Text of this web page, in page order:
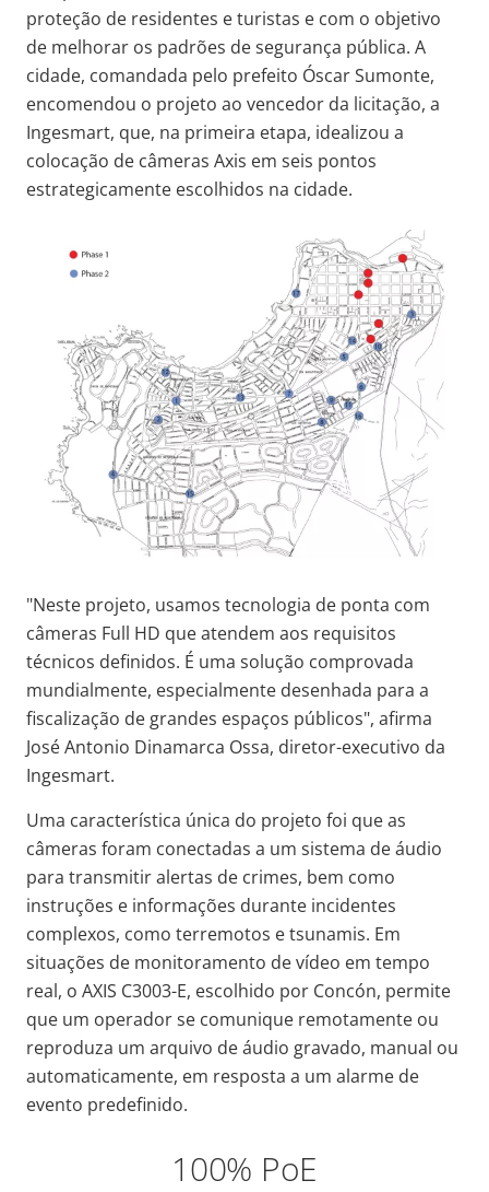
proteção de residentes e turistas e com o objetivo
de melhorar os padrões de segurança pública. A
cidade, comandada pelo prefeito Óscar Sumonte,
encomendou o projeto ao vencedor da licitação, a
Ingesmart, que, na primeira etapa, idealizou a
colocação de câmeras Axis em seis pontos
estrategicamente escolhidos na cidade.
"Neste projeto, usamos tecnologia de ponta com
câmeras Full HD que atendem aos requisitos
técnicos definidos. É uma solução comprovada
mundialmente, especialmente desenhada para a
fiscalização de grandes espaços públicos", afirma
José Antonio Dinamarca Ossa, diretor-executivo da
Ingesmart.
Uma característica única do projeto foi que as
câmeras foram conectadas a um sistema de áudio
para transmitir alertas de crimes, bem como
instruções e informações durante incidentes
complexos, como terremotos e tsunamis. Em
situações de monitoramento de vídeo em tempo
real, o AXIS C3003-E, escolhido por Concón, permite
que um operador se comunique remotamente ou
reproduza um arquivo de áudio gravado, manual ou
automaticamente, em resposta a um alarme de
evento predefinido.
100% PoE